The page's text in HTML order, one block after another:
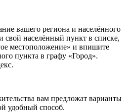
вашего региона и населённого
населённый пункт в списке,
местоположение» и впишите
пункта в графу «Город».
вам предложат варианты
удобный способ.